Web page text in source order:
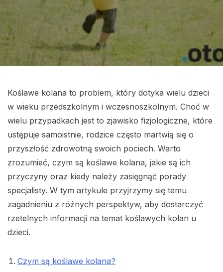
Koślawe kolana to problem, który dotyka wielu dzieci
w wieku przedszkolnym i wczesnoszkolnym. Choć w
wielu przypadkach jest to zjawisko fizjologiczne, które
ustępuje samoistnie, rodzice często martwią się o
przyszłość zdrowotną swoich pociech. Warto
zrozumieć, czym są koślawe kolana, jakie są ich
przyczyny oraz kiedy należy zasięgnąć porady
specjalisty. W tym artykule przyjrzymy się temu
zagadnieniu z różnych perspektyw, aby dostarczyć
rzetelnych informacji na temat koślawych kolan u
dzieci.
Czym są koślawe kolana?